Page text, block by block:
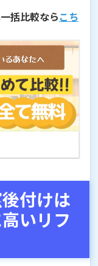
括比較ならこち
付けは
いリフ